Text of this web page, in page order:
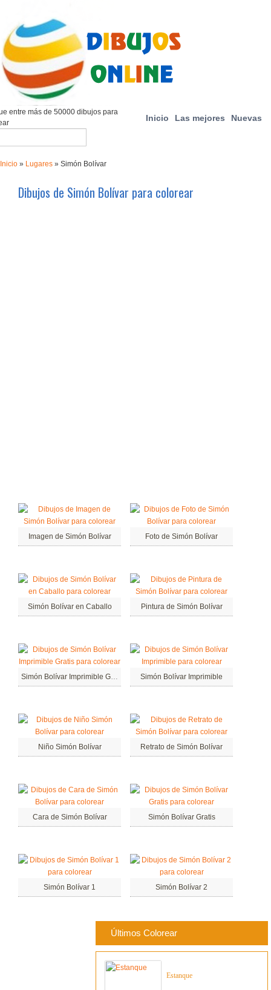
Inicio Las mejores Nuevas
entre más de 50000 dibujos para
Inicio » Lugares » Simón Bolívar
Dibujos de Simón Bolívar para colorear
Imagen de Simón Bolívar Foto de Simón Bolívar
Simón Bolívar en Caballo Pintura de Simón Bolívar
Simón Bolívar Imprimible Gratis Simón Bolívar Imprimible
Niño Simón Bolívar Retrato de Simón Bolívar
Cara de Simón Bolívar Simón Bolívar Gratis
Simón Bolívar 1 Simón Bolívar 2
Últimos Colorear
Estanque